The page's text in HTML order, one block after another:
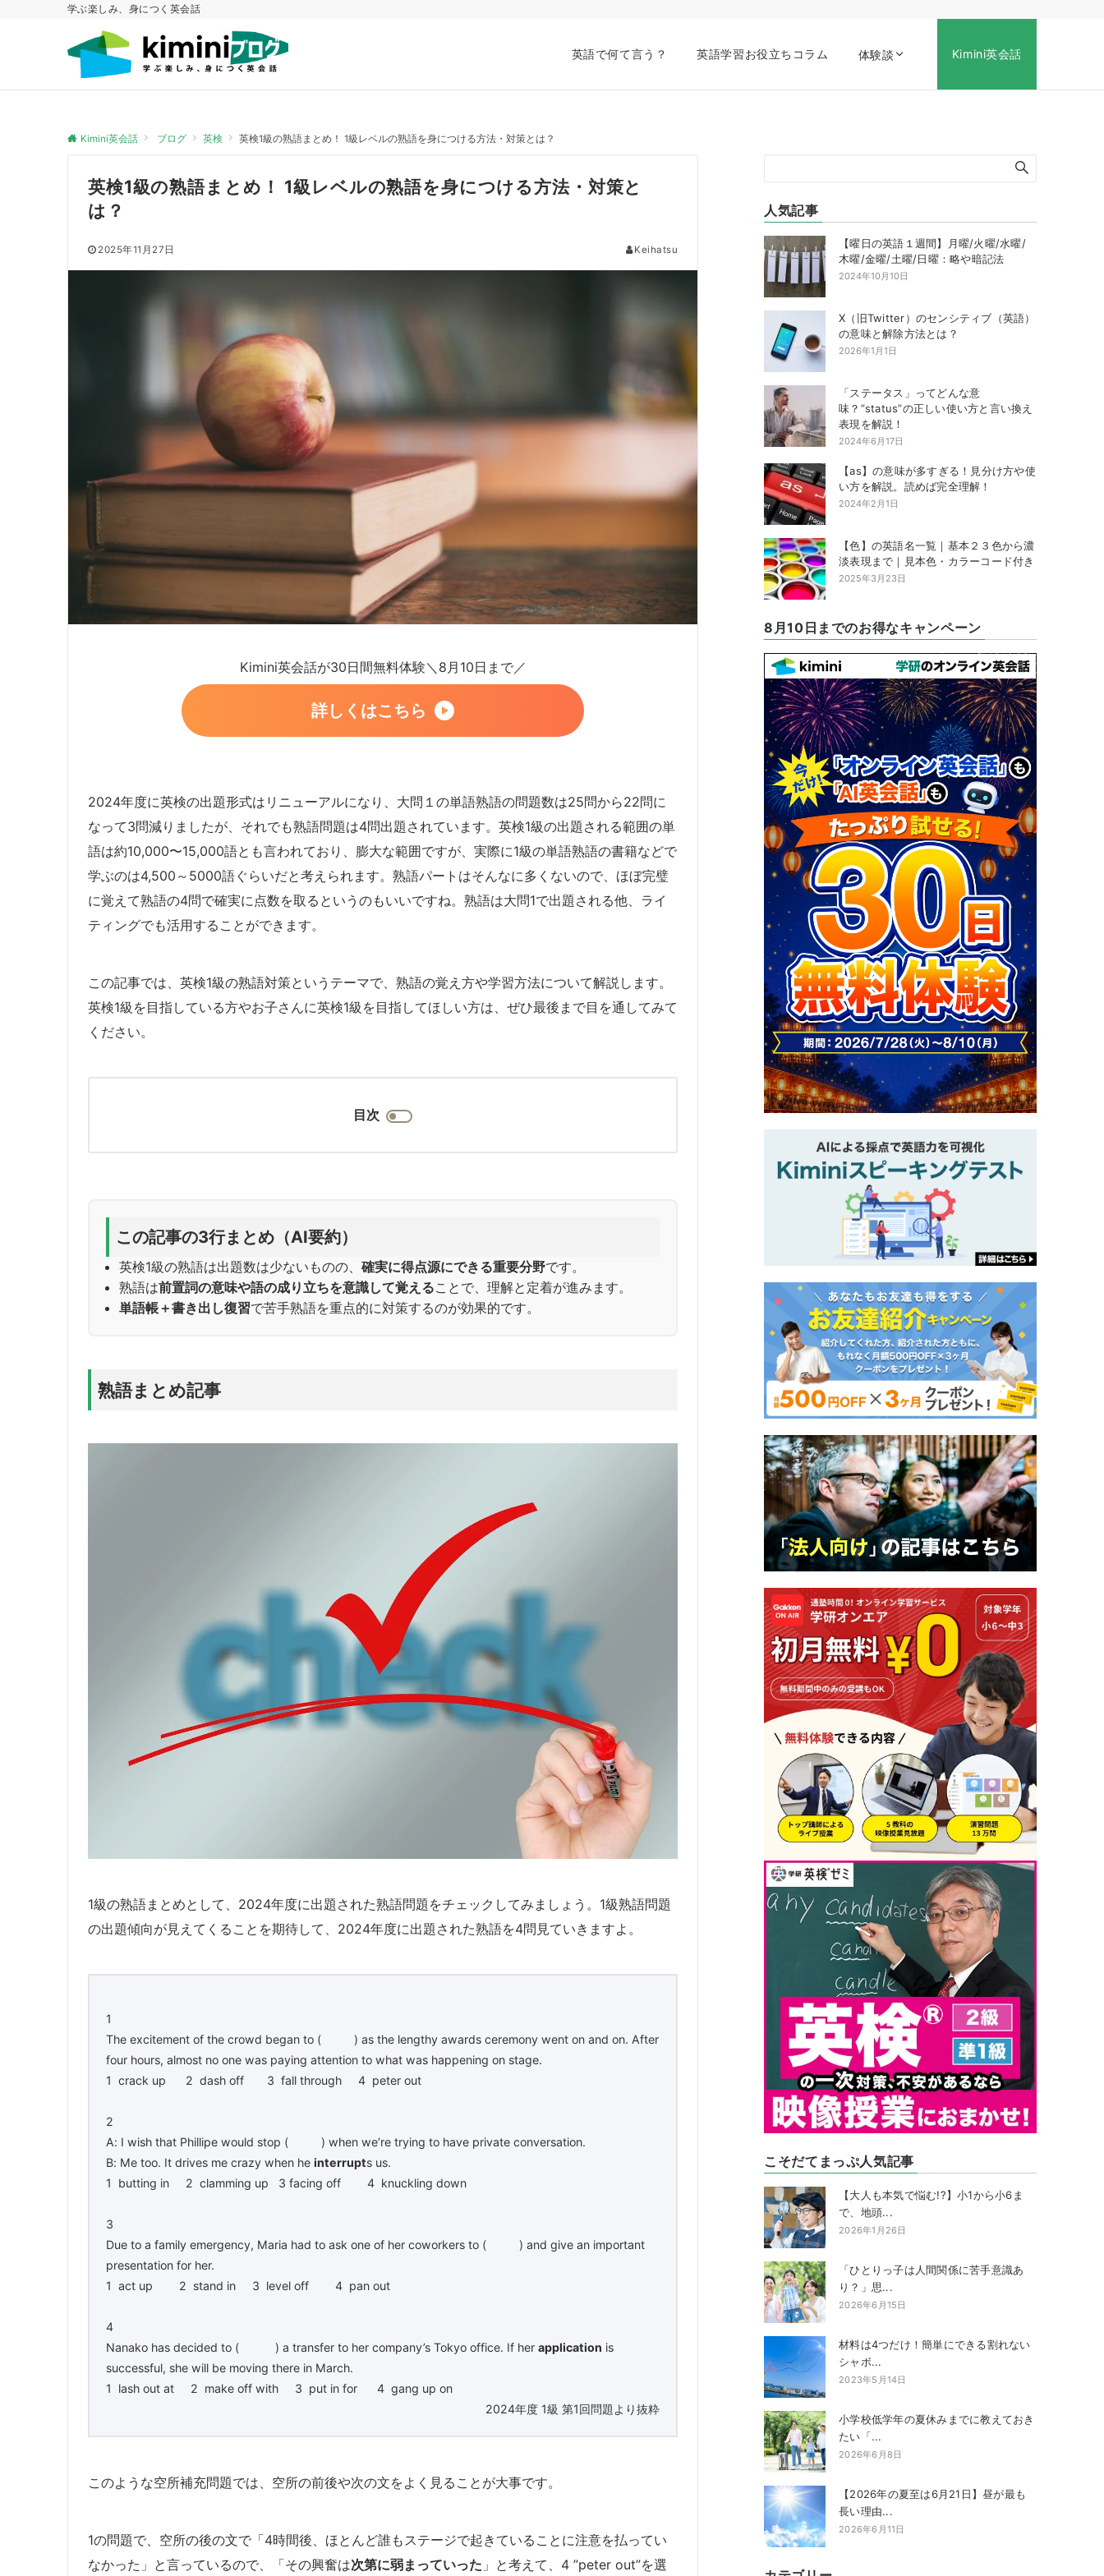
学ぶ楽しみ、身につく英会話
英語で何て言う？ 英語学習お役立ちコラム 体験談 Kimini英会話
Kimini英会話 ブログ 英検 英検1級の熟語まとめ！ 1級レベルの熟語を身につける方法・対策とは？
英検1級の熟語まとめ！ 1級レベルの熟語を身につける方法・対策と
は？
2025年11月27日 Keihatsu
Kimini英会話が30日間無料体験＼8月10日まで／
詳しくはこちら
2024年度に英検の出題形式はリニューアルになり、大問１の単語熟語の問題数は25問から22問に
なって3問減りましたが、それでも熟語問題は4問出題されています。英検1級の出題される範囲の単
語は約10,000〜15,000語とも言われており、膨大な範囲ですが、実際に1級の単語熟語の書籍などで
学ぶのは4,500～5000語ぐらいだと考えられます。熟語パートはそんなに多くないので、ほぼ完璧
に覚えて熟語の4問で確実に点数を取るというのもいいですね。熟語は大問1で出題される他、ライ
ティングでも活用することができます。
この記事では、英検1級の熟語対策というテーマで、熟語の覚え方や学習方法について解説します。
英検1級を目指している方やお子さんに英検1級を目指してほしい方は、ぜひ最後まで目を通してみて
ください。
目次
この記事の3行まとめ（AI要約）
英検1級の熟語は出題数は少ないものの、 確実に得点源にできる重要分野です。
熟語は前置詞の意味や語の成り立ちを意識して覚えることで、理解と定着が進みます。
単語帳＋書き出し復習で苦手熟語を重点的に対策するのが効果的です。
熟語まとめ記事
1級の熟語まとめとして、2024年度に出題された熟語問題をチェックしてみましょう。1級熟語問題
の出題傾向が見えてくることを期待して、2024年度に出題された熟語を4問見ていきますよ。
1
The excitement of the crowd began to ( ) as the lengthy awards ceremony went on and on. After
four hours, almost no one was paying attention to what was happening on stage.
1 crack up 2 dash off 3 fall through 4 peter out
2
A: I wish that Phillipe would stop ( ) when we’re trying to have private conversation.
B: Me too. It drives me crazy when he interrupts us.
1 butting in 2 clamming up 3 facing off 4 knuckling down
3
Due to a family emergency, Maria had to ask one of her coworkers to ( ) and give an important
presentation for her.
1 act up 2 stand in 3 level off 4 pan out
4
Nanako has decided to ( ) a transfer to her company’s Tokyo office. If her application is
successful, she will be moving there in March.
1 lash out at 2 make off with 3 put in for 4 gang up on
2024年度 1級 第1回問題より抜粋
このような空所補充問題では、空所の前後や次の文をよく見ることが大事です。
1の問題で、空所の後の文で「4時間後、ほとんど誰もステージで起きていることに注意を払ってい
なかった」と言っているので、「その興奮は次第に弱まっていった 」と考えて、4 ”peter out”を選
人気記事
【曜日の英語１週間】月曜/火曜/水曜/
木曜/金曜/土曜/日曜：略や暗記法
2024年10月10日
X（旧Twitter）のセンシティブ（英語）
の意味と解除方法とは？
2026年1月1日
「ステータス」ってどんな意
味？”status”の正しい使い方と言い換え
表現を解説！
2024年6月17日
【as】の意味が多すぎる！見分け方や使
い方を解説。読めば完全理解！
2024年2月1日
【色】の英語名一覧｜基本２３色から濃
淡表現まで｜見本色・カラーコード付き
2025年3月23日
8月10日までのお得なキャンペーン
こそだてまっぷ人気記事
【大人も本気で悩む!?】小1から小6ま
で、地頭...
2026年1月26日
「ひとりっ子は人間関係に苦手意識あ
り？」思...
2026年6月15日
材料は4つだけ！簡単にできる割れない
シャボ...
2023年5月14日
小学校低学年の夏休みまでに教えておき
たい「...
2026年6月8日
【2026年の夏至は6月21日】昼が最も
長い理由...
2026年6月11日